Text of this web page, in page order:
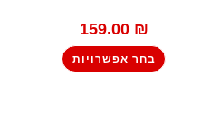
159.00 ₪
בחר אפשרויות